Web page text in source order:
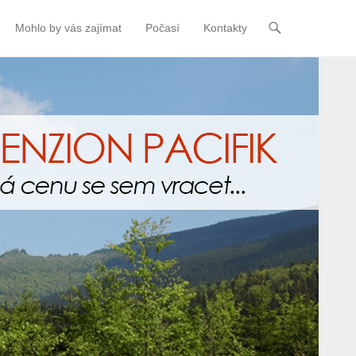
Mohlo by vás zajímat Počasí Kontakty